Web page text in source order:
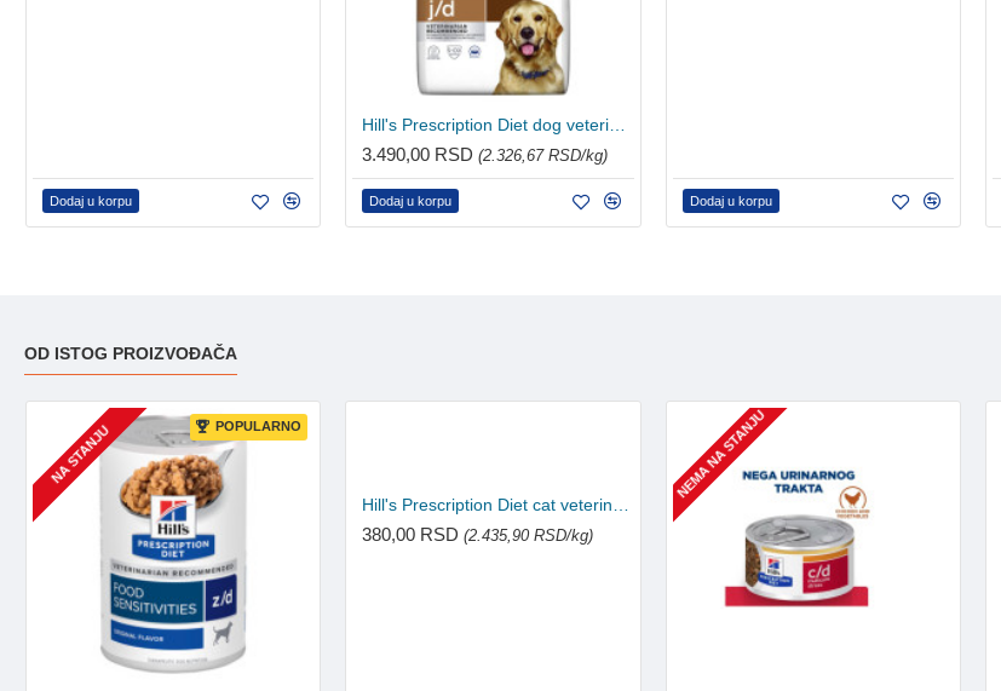
Dodaj u korpu
3.490,00 RSD(2.326,67 RSD/kg)
Dodaj u korpu Dodaj u korpu
OD ISTOG PROIZVOĐAČA
POPULARNO
NA STANJU
380,00 RSD(2.435,90 RSD/kg)
NEMA NA STANJU